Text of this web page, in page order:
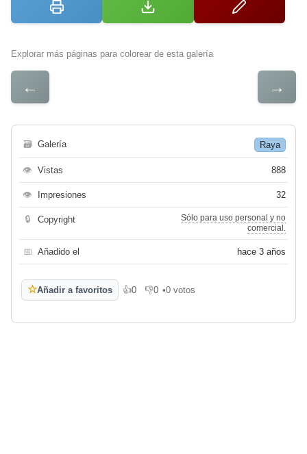
Explorar más páginas para colorear de esta galería
← →
🗃 Galería Raya
👁 Vistas 888
👁 Impresiones 32
🔒 Copyright
Sólo para uso personal y no
comercial.
📅 Añadido el hace 3 años
☆Añadir a favoritos 👍0
Me gusta
👎0
No me gusta
•0 votos